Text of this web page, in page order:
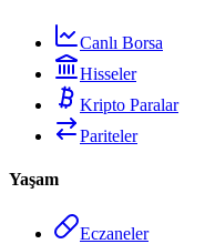
Canlı Borsa
Hisseler
Kripto Paralar
Pariteler
Yaşam
Eczaneler